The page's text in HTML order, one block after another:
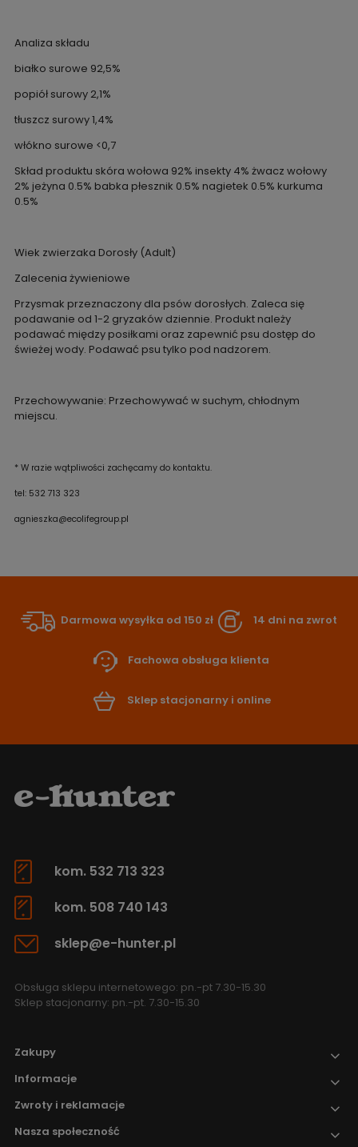
Analiza składu
białko surowe 92,5%
popiół surowy 2,1%
tłuszcz surowy 1,4%
włókno surowe <0,7
Skład produktu skóra wołowa 92% insekty 4% żwacz wołowy
2% jeżyna 0.5% babka płesznik 0.5% nagietek 0.5% kurkuma
0.5%
Wiek zwierzaka Dorosły (Adult)
Zalecenia żywieniowe
Przysmak przeznaczony dla psów dorosłych. Zaleca się
podawanie od 1-2 gryzaków dziennie. Produkt należy
podawać między posiłkami oraz zapewnić psu dostęp do
świeżej wody. Podawać psu tylko pod nadzorem.
Przechowywanie: Przechowywać w suchym, chłodnym
miejscu.
* W razie wątpliwości zachęcamy do kontaktu.
tel: 532 713 323
agnieszka@ecolifegroup.pl
Darmowa wysyłka od 150 zł 14 dni na zwrot
Fachowa obsługa klienta
Sklep stacjonarny i online
kom. 532 713 323
kom. 508 740 143
sklep@e-hunter.pl
Obsługa sklepu internetowego: pn.-pt 7.30-15.30
Sklep stacjonarny: pn.-pt. 7.30-15.30
Zakupy
Informacje
Zwroty i reklamacje
Nasza społeczność